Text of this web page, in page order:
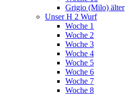
Grigio (Milo) älter
Unser H 2 Wurf
Woche 1
Woche 2
Woche 3
Woche 4
Woche 5
Woche 6
Woche 7
Woche 8